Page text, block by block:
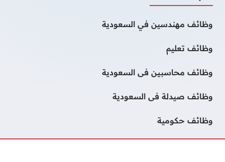
وظائف مهندسين في السعودية
وظائف تعليم
وظائف محاسبين فى السعودية
وظائف صيدلة فى السعودية
وظائف حكومية